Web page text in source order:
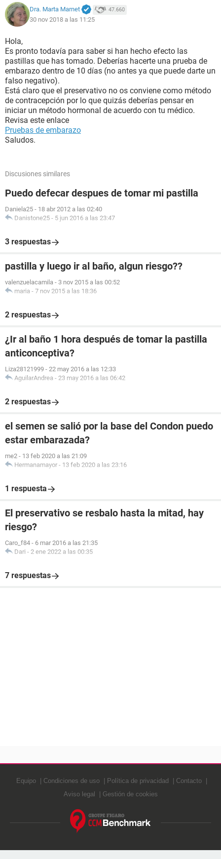
Dra. Marta Marnet 47.660
30 nov 2018 a las 11:25
Hola,
Es pronto todavía para saber si han hecho efecto las
pastillas que has tomado. Deberías hacerte una prueba de
embarazo dentro de 10 días (no antes ya que puede darte un
falso negativo).
Está claro que el preservativo no os conviene como método
de contracepción por lo que quizás deberías pensar en
iniciar un método hormonal de acuerdo con tu médico.
Revisa este enlace
Pruebas de embarazo
Saludos.
Discusiones similares
Puedo defecar despues de tomar mi pastilla
Daniela25 - 18 abr 2012 a las 02:40
Danistone25 - 5 jun 2016 a las 23:47
3 respuestas
pastilla y luego ir al baño, algun riesgo??
valenzuelacamila - 3 nov 2015 a las 00:52
maria - 7 nov 2015 a las 18:36
2 respuestas
¿Ir al baño 1 hora después de tomar la pastilla
anticonceptiva?
Liza28121999 - 22 may 2016 a las 12:33
AguilarAndrea - 23 may 2016 a las 06:42
2 respuestas
el semen se salió por la base del Condon puedo
estar embarazada?
me2 - 13 feb 2020 a las 21:09
Hermanamayor - 13 feb 2020 a las 23:16
1 respuesta
El preservativo se resbalo hasta la mitad, hay
riesgo?
Caro_f84 - 6 mar 2016 a las 21:35
Dari - 2 ene 2022 a las 00:35
7 respuestas
Equipo Condiciones de uso Política de privacidad
Contacto
Aviso legal
Gestión de cookies